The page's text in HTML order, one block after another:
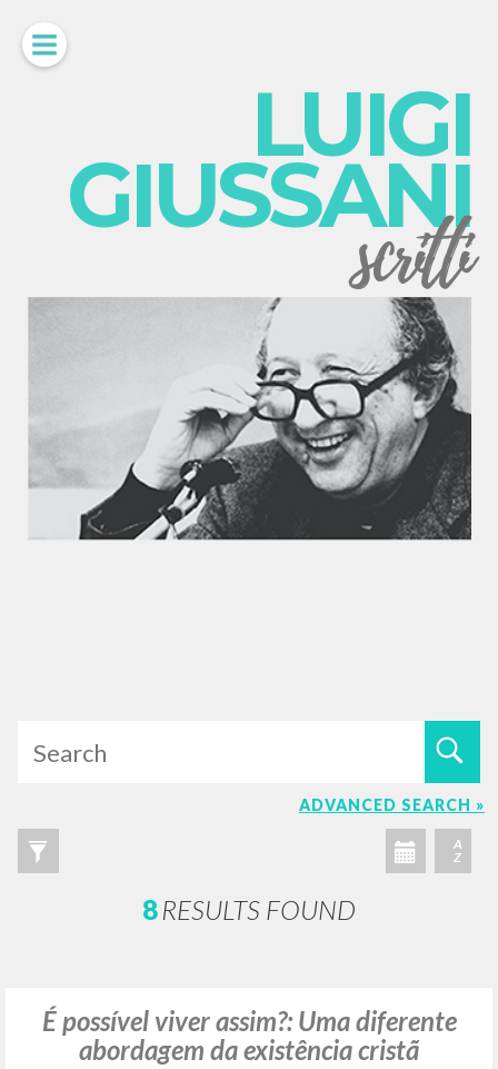
LUIGI
GIUSSANI
scritti
ADVANCED SEARCH »
A
Z
8RESULTS FOUND
É possível viver assim?: Uma diferente
abordagem da existência cristã